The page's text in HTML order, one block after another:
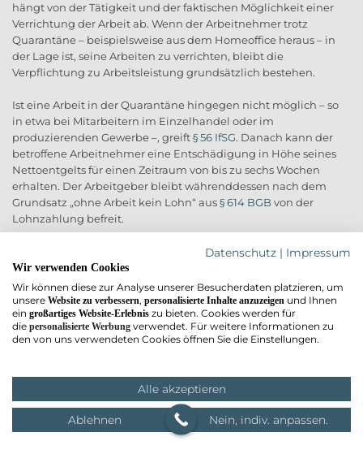
hängt von der Tätigkeit und der faktischen Möglichkeit einer
Verrichtung der Arbeit ab. Wenn der Arbeitnehmer trotz
Quarantäne – beispielsweise aus dem Homeoffice heraus – in
der Lage ist, seine Arbeiten zu verrichten, bleibt die
Verpflichtung zu Arbeitsleistung grundsätzlich bestehen.
Ist eine Arbeit in der Quarantäne hingegen nicht möglich – so
in etwa bei Mitarbeitern im Einzelhandel oder im
produzierenden Gewerbe –, greift§ 56 IfSG. Danach kann der
betroffene Arbeitnehmer eine Entschädigung in Höhe seines
Nettoentgelts für einen Zeitraum von bis zu sechs Wochen
erhalten. Der Arbeitgeber bleibt währenddessen nach dem
Grundsatz „ohne Arbeit kein Lohn“ aus§ 614 BGB von der
Lohnzahlung befreit.
Sogenannte „Ansteckungsverdächtigte“ werden wegen der
Corona-Pandemie regelmäßig – z.B. nach der Rückkehr von
einem Auslandsaufenthalt – durch die Gesundheitsämter in
eine angeordnete Absonderung gezwungen. Die Anordnung
Quarantäne ist allerdings keine Krankheit. Das hat das
Arbeitsgericht Halle in einer neueren Entscheidung festgestellt
(Urteil vom 23.06.2021 –
4 Ca 285/21
). Das Arbeitsgericht
Neumünster vertritt mit einer aktuellen Entscheidung dieselbe
Datenschutz | Impressum
Wir verwenden Cookies
Wir können diese zur Analyse unserer Besucherdaten platzieren, um
unsere Website zu verbessern, personalisierte Inhalte anzuzeigen und Ihnen
ein großartiges Website-Erlebnis zu bieten. Cookies werden für
die personalisierte Werbung verwendet. Für weitere Informationen zu
den von uns verwendeten Cookies öffnen Sie die Einstellungen.
Alle akzeptieren
Ablehnen Nein, indiv. anpassen.